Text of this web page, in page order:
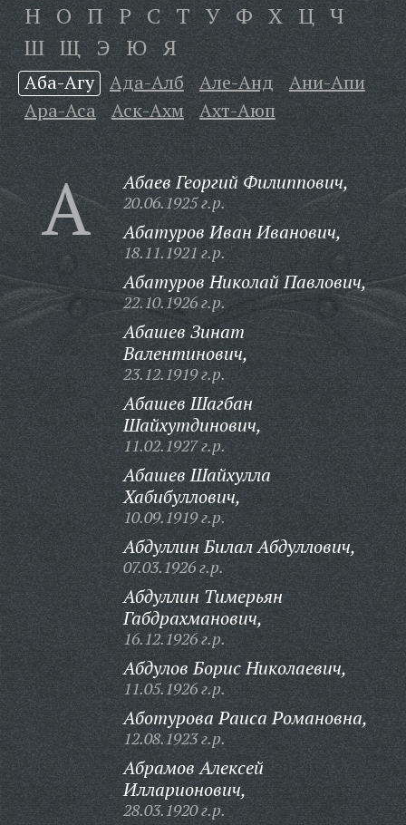
Н О П Р С Т У Ф Х Ц Ч
Ш Щ Э Ю Я
Аба-Агу Ада-Алб Але-Анд
Ани-Апи
Ара-Аса
Аск-Ахм Ахт-Аюп
А Абаев Георгий Филиппович,
20.06.1925 г.р.
Абатуров Иван Иванович,
18.11.1921 г.р.
Абатуров Николай Павлович,
22.10.1926 г.р.
Абашев Зинат
Валентинович,
23.12.1919 г.р.
Абашев Шагбан
Шайхутдинович,
11.02.1927 г.р.
Абашев Шайхулла
Хабибуллович,
10.09.1919 г.р.
Абдуллин Билал Абдуллович,
07.03.1926 г.р.
Абдуллин Тимерьян
Габдрахманович,
16.12.1926 г.р.
Абдулов Борис Николаевич,
11.05.1926 г.р.
Аботурова Раиса Романовна,
12.08.1923 г.р.
Абрамов Алексей
Илларионович,
28.03.1920 г.р.